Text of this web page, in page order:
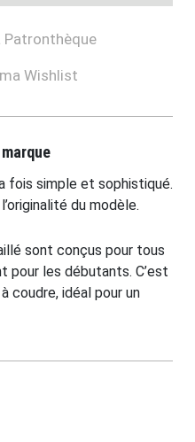
Patronthèque
Wishlist
fois simple et sophistiqué.
du modèle.
sont conçus pour tous
pour les débutants. C’est
coudre, idéal pour un